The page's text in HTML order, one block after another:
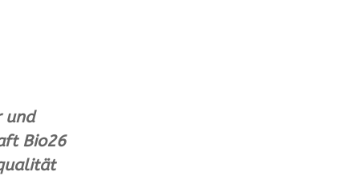
und
Bio26